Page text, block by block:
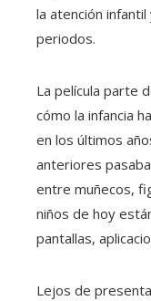
la atención
periodos.
La película parte
cómo la infancia
en los últimos
anteriores
entre muñecos,
niños de hoy
pantallas,
Lejos de